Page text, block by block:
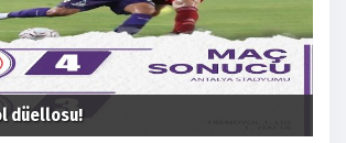
düellosu!